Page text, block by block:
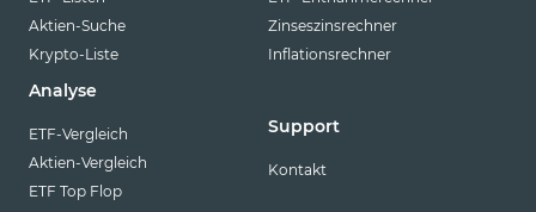
Aktien-Suche
Krypto-Liste
Analyse
ETF-Vergleich
Aktien-Vergleich
ETF Top Flop
Zinseszinsrechner
Inflationsrechner
Support
Kontakt